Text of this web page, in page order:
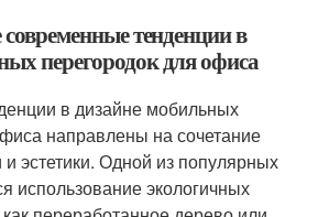
тенденции в
перегородок для офиса
в дизайне мобильных
направлены на сочетание
эстетики. Одной из популярных
использование экологичных